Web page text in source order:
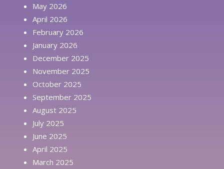
May 2026
April 2026
February 2026
January 2026
December 2025
November 2025
October 2025
September 2025
August 2025
July 2025
June 2025
April 2025
March 2025